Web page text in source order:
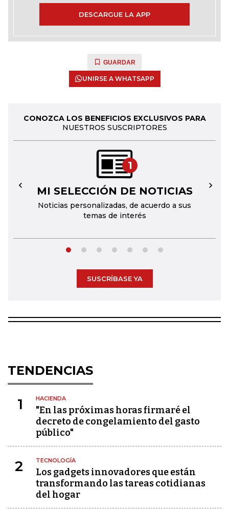
DESCARGUE LA APP
GUARDAR
UNIRSE A WHATSAPP
CONOZCA LOS BENEFICIOS EXCLUSIVOS PARA
NUESTROS SUSCRIPTORES
1
MI SELECCIÓN DE NOTICIAS
Noticias personalizadas, de acuerdo a sus
temas de interés
← →
SUSCRÍBASE YA
TENDENCIAS
1 HACIENDA
"En las próximas horas firmaré el
decreto de congelamiento del gasto
público"
2 TECNOLOGÍA
Los gadgets innovadores que están
transformando las tareas cotidianas
del hogar